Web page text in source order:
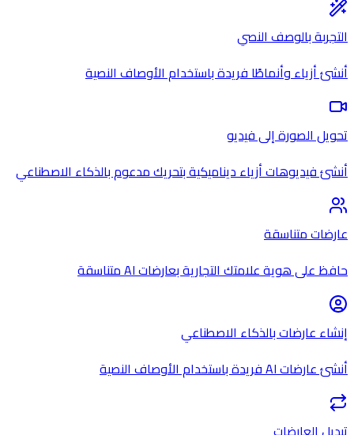
التجربة بالوصف النصي
أنشئ أزياء وأنماطًا فريدة باستخدام الأوصاف النصية
تحويل الصورة إلى فيديو
أنشئ فيديوهات أزياء ديناميكية بتحريك مدعوم بالذكاء الاصطناعي
عارضات متناسقة
حافظ على هوية علامتك التجارية بعارضات AI متناسقة
إنشاء عارضات بالذكاء الاصطناعي
أنشئ عارضات AI فريدة باستخدام الأوصاف النصية